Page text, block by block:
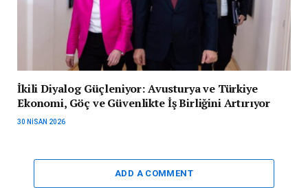
İkili Diyalog Güçleniyor: Avusturya ve Türkiye
Ekonomi, Göç ve Güvenlikte İş Birliğini Artırıyor
30 NISAN 2026
ADD A COMMENT